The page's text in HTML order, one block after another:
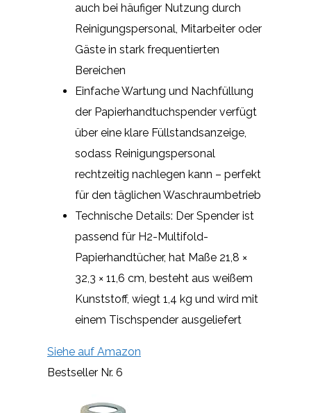
auch bei häufiger Nutzung durch
Reinigungspersonal, Mitarbeiter oder
Gäste in stark frequentierten
Bereichen
Einfache Wartung und Nachfüllung
der Papierhandtuchspender verfügt
über eine klare Füllstandsanzeige,
sodass Reinigungspersonal
rechtzeitig nachlegen kann – perfekt
für den täglichen Waschraumbetrieb
Technische Details: Der Spender ist
passend für H2-Multifold-
Papierhandtücher, hat Maße 21,8 ×
32,3 × 11,6 cm, besteht aus weißem
Kunststoff, wiegt 1,4 kg und wird mit
einem Tischspender ausgeliefert
Siehe auf Amazon
Bestseller Nr. 6